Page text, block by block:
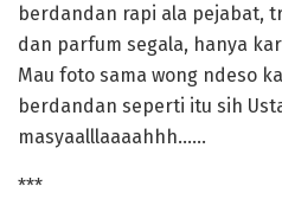
berdandan rapi ala pejabat,
dan parfum segala, hanya
Mau foto sama wong ndeso
berdandan seperti itu sih
masyaalllaaaahhh……
***